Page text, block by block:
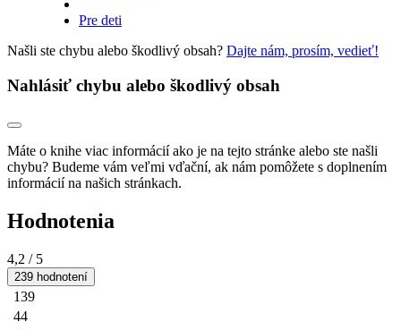
Pre deti
Našli ste chybu alebo škodlivý obsah? Dajte nám, prosím, vedieť!
Nahlásiť chybu alebo škodlivý obsah
Máte o knihe viac informácií ako je na tejto stránke alebo ste našli
chybu? Budeme vám veľmi vďační, ak nám pomôžete s doplnením
informácií na našich stránkach.
Hodnotenia
4,2 / 5
239 hodnotení
139
44